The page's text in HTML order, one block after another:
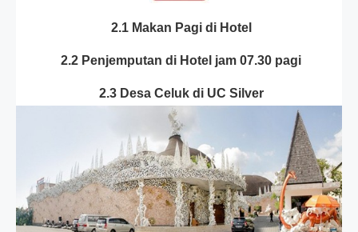
2.1 Makan Pagi di Hotel
2.2 Penjemputan di Hotel jam 07.30 pagi
2.3 Desa Celuk di UC Silver